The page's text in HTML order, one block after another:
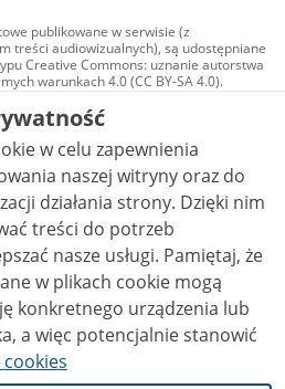
publikowane w serwisie (z
treści audiowizualnych), są udostępniane
Creative Commons: uznanie autorstwa
warunkach 4.0 (CC BY-SA 4.0).
w tym zdjęcia, materiały
są udostępniane na licencji typu
uznanie autorstwa użycie
- bez utworów zależnych 4.0 (CC BY-
o ile nie jest to stwierdzone inaczej.
w celu zapewnienia
naszej witryny oraz do
strony. Dzięki nim
treści do potrzeb
usługi. Pamiętaj, że
w plikach cookie mogą
konkretnego urządzenia lub
a więc potencjalnie stanowić